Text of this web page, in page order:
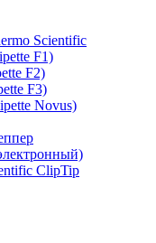
Scientific
F1)
F2)
F3)
Novus)
ClipTip